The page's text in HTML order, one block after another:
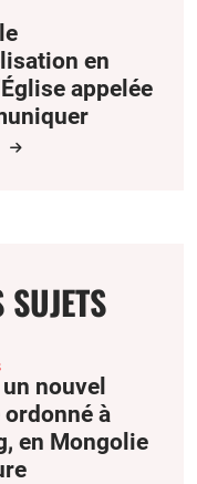
en
appelée
nouvel
ordonné à
en Mongolie